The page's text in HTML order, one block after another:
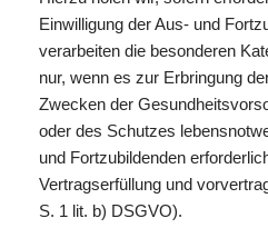
Einwilligung der Aus- und
verarbeiten die besonderen
nur, wenn es zur Erbringung
Zwecken der
oder des Schutzes
und Fortzubildenden
Vertragserfüllung und
S. 1 lit. b) DSGVO).